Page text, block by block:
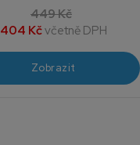
449 Kč
404 Kčvčetně DPH
Zobrazit